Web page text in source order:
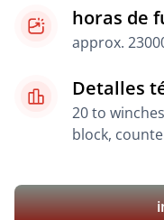
horas de
approx.
Detalles
20 to
block,